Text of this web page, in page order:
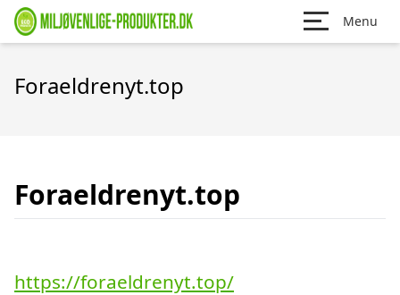
Menu
Foraeldrenyt.top
Foraeldrenyt.top
https://foraeldrenyt.top/